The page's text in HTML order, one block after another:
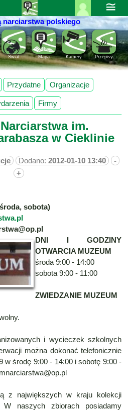
Zaloguj
się ››
Rejestracja
Pomoc
≅
narciarstwa polskiego
Przepisy
Kamery
Mapa
Świat
Przydatne Organizacje
Firmy
im.
w Cieklinie
Dodano:2012-01-10 13:40
-
+
sobota)
DNI I GODZINY
OTWARCIA MUZEUM
środa 9:00 - 14:00
sobota 9:00 - 11:00
ZWIEDZANIE MUZEUM
i wycieczek szkolnych
można dokonać telefonicznie
w środę 9:00 - 14:00 i sobotę 9:00 -
z największych w kraju kolekcji
W naszych zbiorach posiadamy